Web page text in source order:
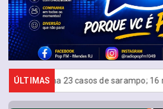
ÚLTIMAS
23 casos de sarampo; 16 não se